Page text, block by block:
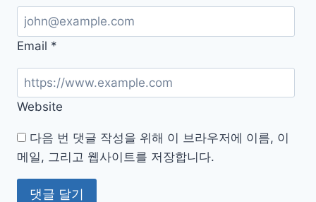
Email *
Website
다음 번 댓글 작성을 위해 이 브라우저에 이름, 이
메일, 그리고 웹사이트를 저장합니다.